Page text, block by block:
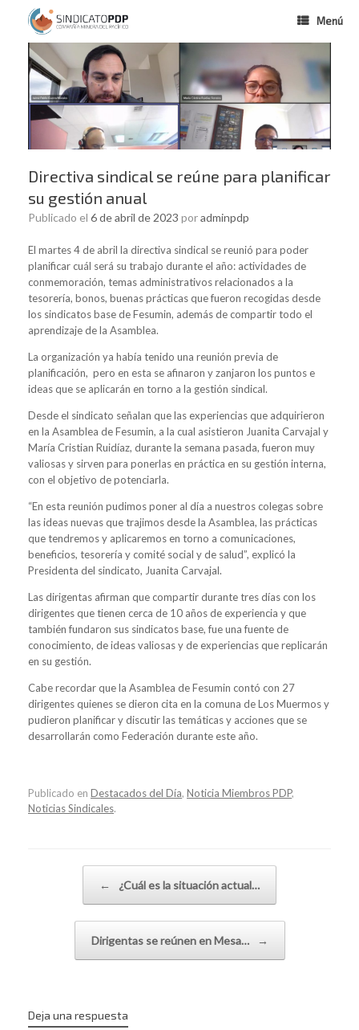
Menú
Directiva sindical se reúne para planificar
su gestión anual
Publicado el 6 de abril de 2023 poradminpdp
El martes 4 de abril la directiva sindical se reunió para poder
planificar cuál será su trabajo durante el año: actividades de
conmemoración, temas administrativos relacionados a la
tesorería, bonos, buenas prácticas que fueron recogidas desde
los sindicatos base de Fesumin, además de compartir todo el
aprendizaje de la Asamblea.
La organización ya había tenido una reunión previa de
planificación, pero en esta se afinaron y zanjaron los puntos e
ideas que se aplicarán en torno a la gestión sindical.
Desde el sindicato señalan que las experiencias que adquirieron
en la Asamblea de Fesumin, a la cual asistieron Juanita Carvajal y
María Cristian Ruidíaz, durante la semana pasada, fueron muy
valiosas y sirven para ponerlas en práctica en su gestión interna,
con el objetivo de potenciarla.
“En esta reunión pudimos poner al día a nuestros colegas sobre
las ideas nuevas que trajimos desde la Asamblea, las prácticas
que tendremos y aplicaremos en torno a comunicaciones,
beneficios, tesorería y comité social y de salud”, explicó la
Presidenta del sindicato, Juanita Carvajal.
Las dirigentas afirman que compartir durante tres días con los
dirigentes que tienen cerca de 10 años de experiencia y que
también fundaron sus sindicatos base, fue una fuente de
conocimiento, de ideas valiosas y de experiencias que replicarán
en su gestión.
Cabe recordar que la Asamblea de Fesumin contó con 27
dirigentes quienes se dieron cita en la comuna de Los Muermos y
pudieron planificar y discutir las temáticas y acciones que se
desarrollarán como Federación durante este año.
Publicado en Destacados del Día, Noticia Miembros PDP,
Noticias Sindicales.
← ¿Cuál es la situación actual…
Dirigentas se reúnen en Mesa… →
Deja una respuesta